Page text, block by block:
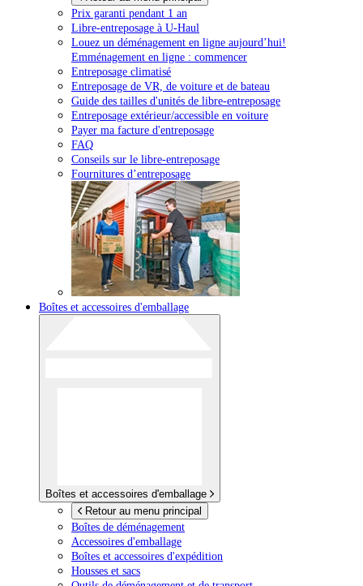
Prix garanti pendant 1 an
Libre-entreposage à U-Haul
Louez un déménagement en ligne aujourd’hui!
Emménagement en ligne : commencer
Entreposage climatisé
Entreposage de VR, de voiture et de bateau
Guide des tailles d'unités de libre-entreposage
Entreposage extérieur/accessible en voiture
Payer ma facture d'entreposage
FAQ
Conseils sur le libre-entreposage
Fournitures d’entreposage
Boîtes et accessoires d'emballage
Boîtes et accessoires d'emballage
Retour au menu principal
Boîtes de déménagement
Accessoires d'emballage
Boîtes et accessoires d'expédition
Housses et sacs